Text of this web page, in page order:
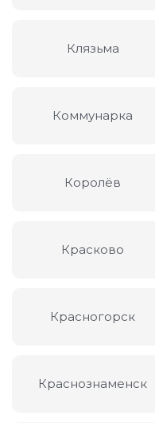
Клязьма
Коммунарка
Королёв
Красково
Красногорск
Краснознаменск